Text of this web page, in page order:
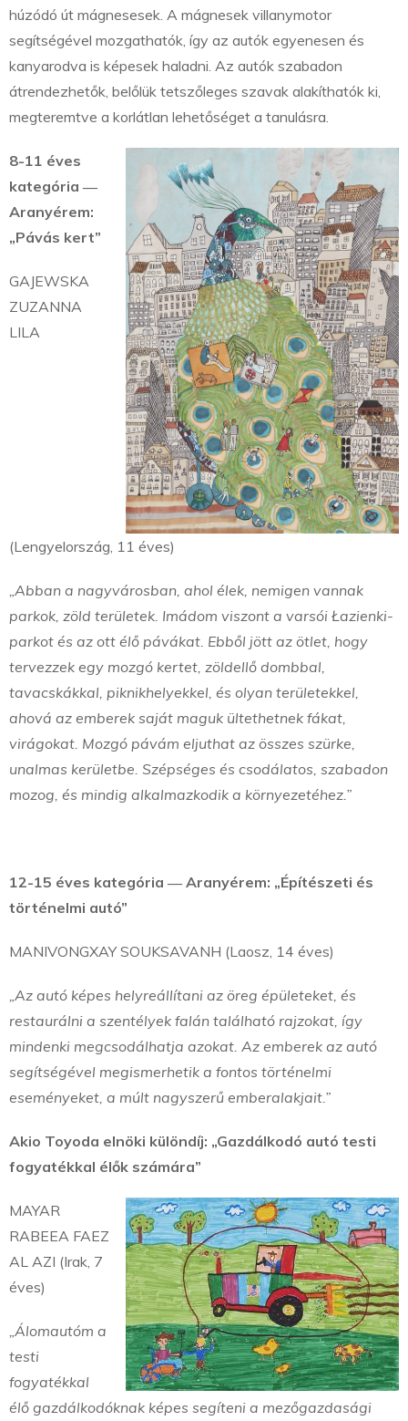
húzódó út mágnesesek. A mágnesek villanymotor
segítségével mozgathatók, így az autók egyenesen és
kanyarodva is képesek haladni. Az autók szabadon
átrendezhetők, belőlük tetszőleges szavak alakíthatók ki,
megteremtve a korlátlan lehetőséget a tanulásra.
8-11 éves
kategória ―
Aranyérem:
„Pávás kert”
GAJEWSKA
ZUZANNA
LILA
(Lengyelország, 11 éves)
„Abban a nagyvárosban, ahol élek, nemigen vannak
parkok, zöld területek. Imádom viszont a varsói Łazienki-
parkot és az ott élő pávákat. Ebből jött az ötlet, hogy
tervezzek egy mozgó kertet, zöldellő dombbal,
tavacskákkal, piknikhelyekkel, és olyan területekkel,
ahová az emberek saját maguk ültethetnek fákat,
virágokat. Mozgó pávám eljuthat az összes szürke,
unalmas kerületbe. Szépséges és csodálatos, szabadon
mozog, és mindig alkalmazkodik a környezetéhez.”
12-15 éves kategória ― Aranyérem: „Építészeti és
történelmi autó”
MANIVONGXAY SOUKSAVANH (Laosz, 14 éves)
„Az autó képes helyreállítani az öreg épületeket, és
restaurálni a szentélyek falán található rajzokat, így
mindenki megcsodálhatja azokat. Az emberek az autó
segítségével megismerhetik a fontos történelmi
eseményeket, a múlt nagyszerű emberalakjait.”
Akio Toyoda elnöki különdíj: „Gazdálkodó autó testi
fogyatékkal élők számára”
MAYAR
RABEEA FAEZ
AL AZI (Irak, 7
éves)
„Álomautóm a
testi
fogyatékkal
élő gazdálkodóknak képes segíteni a mezőgazdasági